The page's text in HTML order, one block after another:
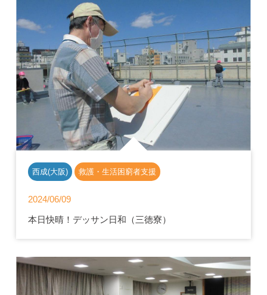
西成(大阪) 救護・生活困窮者支援
2024/06/09
本日快晴！デッサン日和（三徳寮）